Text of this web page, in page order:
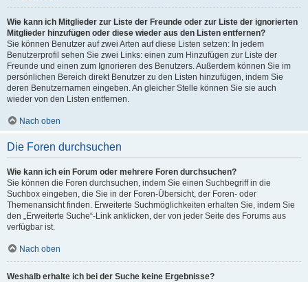
Wie kann ich Mitglieder zur Liste der Freunde oder zur Liste der ignorierten
Mitglieder hinzufügen oder diese wieder aus den Listen entfernen?
Sie können Benutzer auf zwei Arten auf diese Listen setzen: In jedem
Benutzerprofil sehen Sie zwei Links: einen zum Hinzufügen zur Liste der
Freunde und einen zum Ignorieren des Benutzers. Außerdem können Sie im
persönlichen Bereich direkt Benutzer zu den Listen hinzufügen, indem Sie
deren Benutzernamen eingeben. An gleicher Stelle können Sie sie auch
wieder von den Listen entfernen.
Nach oben
Die Foren durchsuchen
Wie kann ich ein Forum oder mehrere Foren durchsuchen?
Sie können die Foren durchsuchen, indem Sie einen Suchbegriff in die
Suchbox eingeben, die Sie in der Foren-Übersicht, der Foren- oder
Themenansicht finden. Erweiterte Suchmöglichkeiten erhalten Sie, indem Sie
den „Erweiterte Suche“-Link anklicken, der von jeder Seite des Forums aus
verfügbar ist.
Nach oben
Weshalb erhalte ich bei der Suche keine Ergebnisse?